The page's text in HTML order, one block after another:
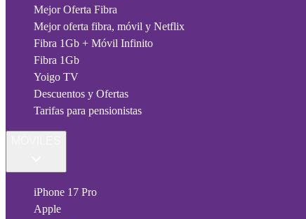
Mejor Oferta Fibra
Mejor oferta fibra, móvil y Netflix
Fibra 1Gb + Móvil Infinito
Fibra 1Gb
Yoigo TV
Descuentos y Ofertas
Tarifas para pensionistas
iPhone 17 Pro
Apple